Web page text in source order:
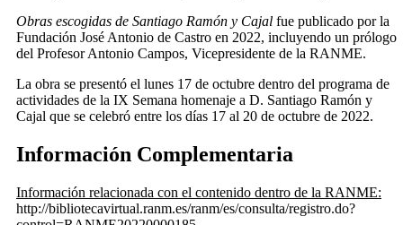
Obras escogidas de Santiago Ramón y Cajal fue publicado por la
Fundación José Antonio de Castro en 2022, incluyendo un prólogo
del Profesor Antonio Campos, Vicepresidente de la RANME.
La obra se presentó el lunes 17 de octubre dentro del programa de
actividades de la IX Semana homenaje a D. Santiago Ramón y
Cajal que se celebró entre los días 17 al 20 de octubre de 2022.
Información Complementaria
Información relacionada con el contenido dentro de la RANME:
http://bibliotecavirtual.ranm.es/ranm/es/consulta/registro.do?